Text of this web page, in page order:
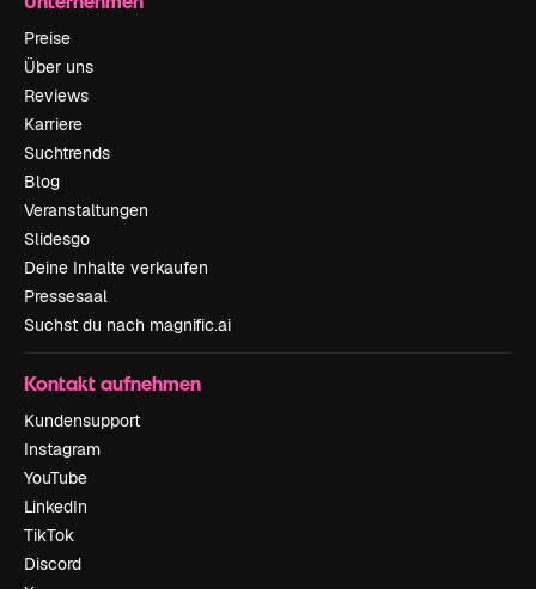
Preise
Über uns
Reviews
Karriere
Suchtrends
Blog
Veranstaltungen
Slidesgo
Deine Inhalte verkaufen
Pressesaal
Suchst du nach magnific.ai
Kontakt aufnehmen
Kundensupport
Instagram
YouTube
LinkedIn
TikTok
Discord